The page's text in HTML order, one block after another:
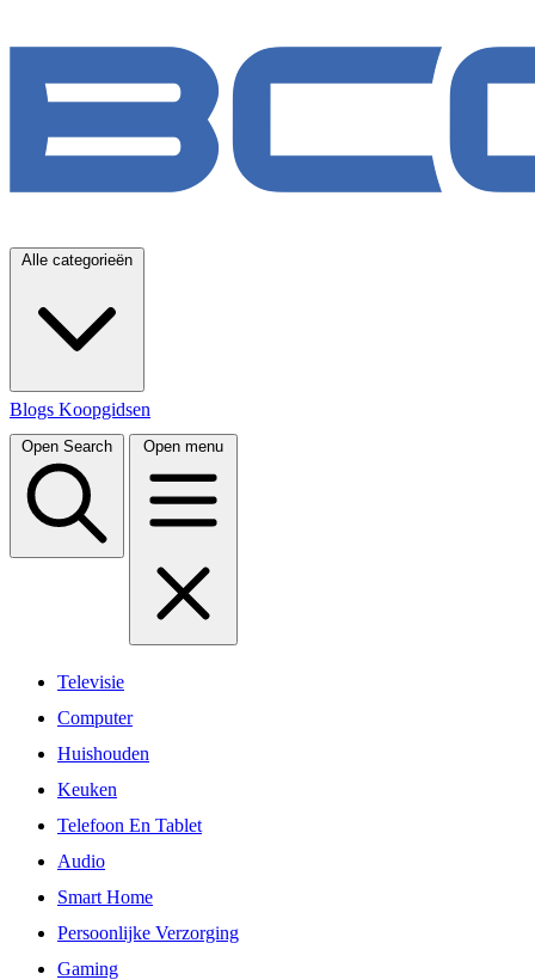
Alle categorieën
Blogs Koopgidsen
Open Search Open menu
Televisie
Computer
Huishouden
Keuken
Telefoon En Tablet
Audio
Smart Home
Persoonlijke Verzorging
Gaming